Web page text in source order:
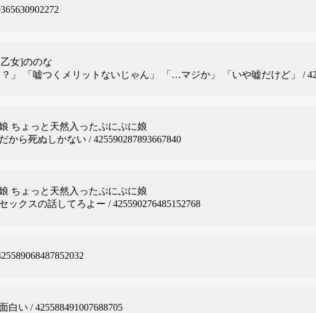
女]ののな
」 「嘘つくメリットないじゃん」 「…マジか」 「いや嘘だけど」 /
ちょっと天然入ったぷにぷに娘
から死ぬしかない / 425590287893667840
ちょっと天然入ったぷにぷに娘
ックスの話してろよー / 425590276485152768
い / 425588491007688705